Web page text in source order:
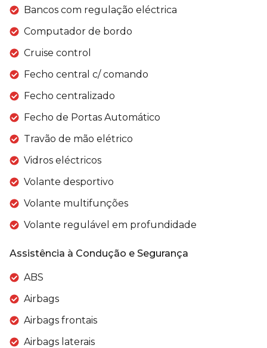
Bancos com regulação eléctrica
Computador de bordo
Cruise control
Fecho central c/ comando
Fecho centralizado
Fecho de Portas Automático
Travão de mão elétrico
Vidros eléctricos
Volante desportivo
Volante multifunções
Volante regulável em profundidade
Assistência à Condução e Segurança
ABS
Airbags
Airbags frontais
Airbags laterais